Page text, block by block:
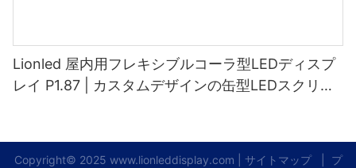
Lionled 屋内用フレキシブルコーラ型LEDディスプ
レイ P1.87 | カスタムデザインの缶型LEDスクリー
Copyright© 2025 www.lionleddisplay.com サイトマップ プ